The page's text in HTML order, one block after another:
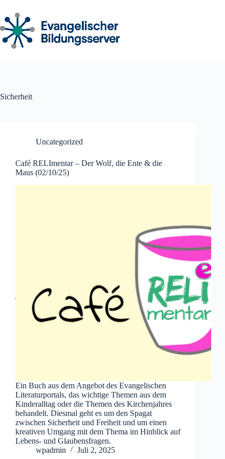
Inhalt
springen
Sicherheit
Uncategorized
Café RELImentar – Der Wolf, die Ente & die
Maus (02/10/25)
Ein Buch aus dem Angebot des Evangelischen
Literaturportals, das wichtige Themen aus dem
Kinderalltag oder die Themen des Kirchenjahres
behandelt. Diesmal geht es um den Spagat
zwischen Sicherheit und Freiheit und um einen
kreativen Umgang mit dem Thema im Hinblick auf
Lebens- und Glaubensfragen.
wpadmin
Juli 2, 2025